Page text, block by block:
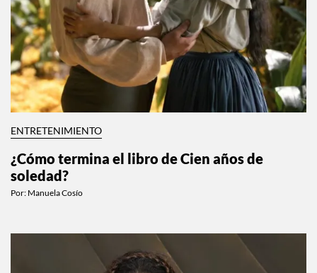
ENTRETENIMIENTO
¿Cómo termina el libro de Cien años de
soledad?
Por: Manuela Cosío